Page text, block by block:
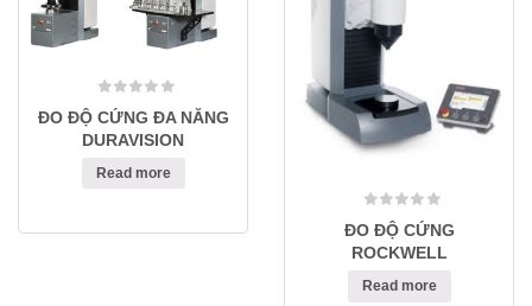
ĐO ĐỘ CỨNG ĐA NĂNG
DURAVISION
Read more
ĐO ĐỘ CỨNG
ROCKWELL
Read more